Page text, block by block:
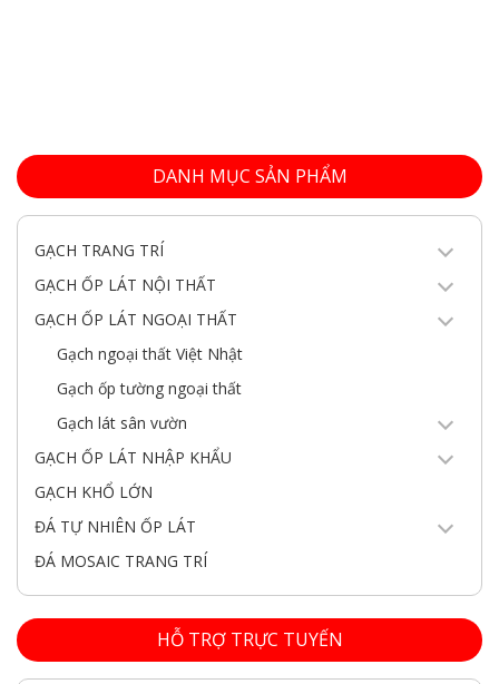
DANH MỤC SẢN PHẨM
GẠCH TRANG TRÍ
GẠCH ỐP LÁT NỘI THẤT
GẠCH ỐP LÁT NGOẠI THẤT
Gạch ngoại thất Việt Nhật
Gạch ốp tường ngoại thất
Gạch lát sân vườn
GẠCH ỐP LÁT NHẬP KHẨU
GẠCH KHỔ LỚN
ĐÁ TỰ NHIÊN ỐP LÁT
ĐÁ MOSAIC TRANG TRÍ
HỖ TRỢ TRỰC TUYẾN